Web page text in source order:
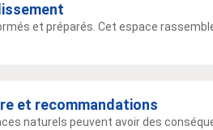
et préparés. Cet espace
et recommandations
naturels peuvent avoir des